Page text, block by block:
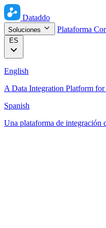
Dataddo
Soluciones Plataforma
ES
English
A Data Integration Platform for
Spanish
Una plataforma de integración